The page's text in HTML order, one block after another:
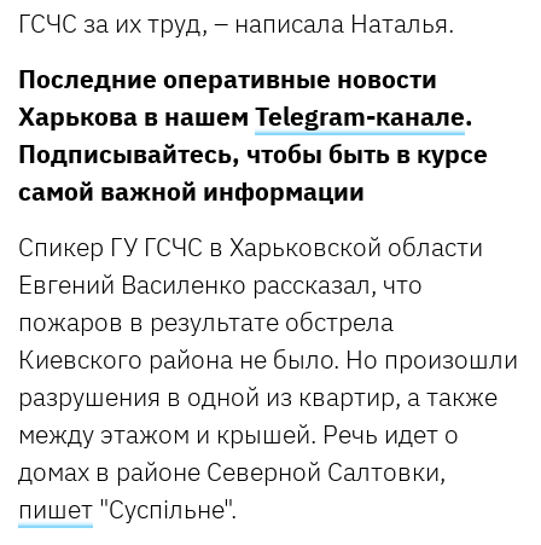
ГСЧС за их труд, – написала Наталья.
Последние оперативные новости
Харькова в нашем Telegram-канале.
Подписывайтесь, чтобы быть в курсе
самой важной информации
Спикер ГУ ГСЧС в Харьковской области
Евгений Василенко рассказал, что
пожаров в результате обстрела
Киевского района не было. Но произошли
разрушения в одной из квартир, а также
между этажом и крышей. Речь идет о
домах в районе Северной Салтовки,
пишет "Суспільне".